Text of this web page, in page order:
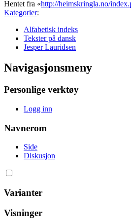
Hentet fra «http://heimskringla.no/
Kategorier:
Alfabetisk indeks
Tekster på dansk
Jesper Lauridsen
Navigasjonsmeny
Personlige verktøy
Logg inn
Navnerom
Side
Diskusjon
Varianter
Visninger